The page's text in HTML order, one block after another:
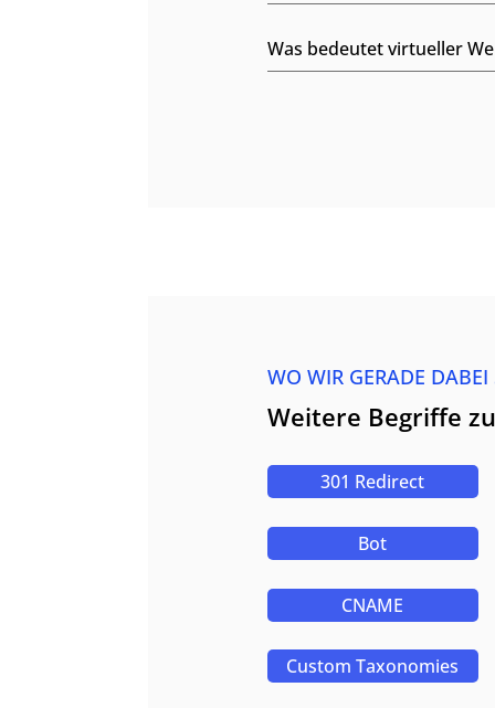
Was bedeutet virtueller
WO WIR GERADE
Weitere Begriffe
301 Redirect
Bot
CNAME
Custom Taxonomies